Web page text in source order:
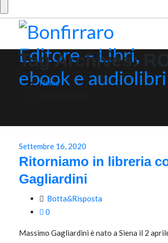
Tag Archives:
Home
Settembre 16, 2020
Ritorniamo in libreria
Gagliardini
Botta&Risposta
0
Massimo Gagliardini è nato a Siena il 2